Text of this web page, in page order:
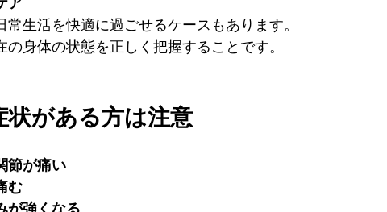
常生活を快適に過ごせるケースもあります。
の身体の状態を正しく把握することです。
状がある方は注意
節が痛い
む